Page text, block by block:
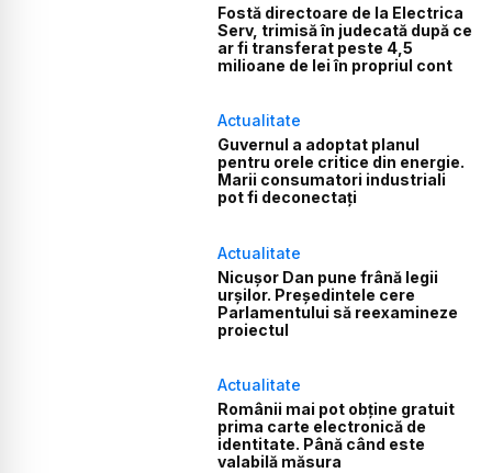
Fostă directoare de la Electrica
Serv, trimisă în judecată după ce
ar fi transferat peste 4,5
milioane de lei în propriul cont
Actualitate
Guvernul a adoptat planul
pentru orele critice din energie.
Marii consumatori industriali
pot fi deconectați
Actualitate
Nicușor Dan pune frână legii
urșilor. Președintele cere
Parlamentului să reexamineze
proiectul
Actualitate
Românii mai pot obține gratuit
prima carte electronică de
identitate. Până când este
valabilă măsura